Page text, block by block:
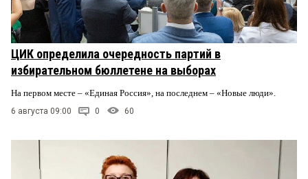
ЦИК определила очередность партий в
избирательном бюллетене на выборах
На первом месте – «Единая Россия», на последнем – «Новые люди».
6 августа 09:00 0 60